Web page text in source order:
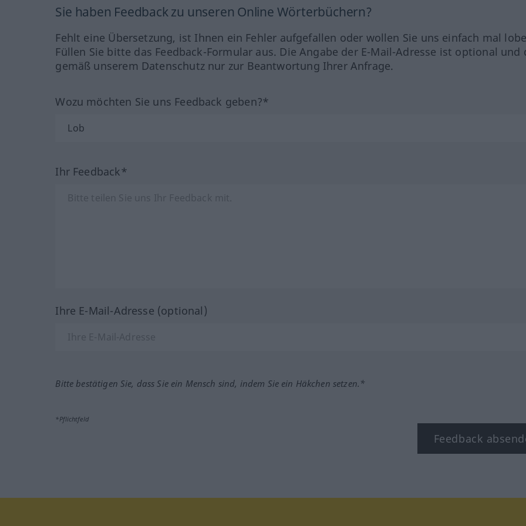
Sie haben Feedback zu unseren Online Wörterbüchern?
Fehlt eine Übersetzung, ist Ihnen ein Fehler aufgefallen oder wollen Sie uns einfach mal
Füllen Sie bitte das Feedback-Formular aus. Die Angabe der E-Mail-Adresse ist optional und
gemäß unserem Datenschutz nur zur Beantwortung Ihrer Anfrage.
Wozu möchten Sie uns Feedback geben?*
Ihr Feedback*
Ihre E-Mail-Adresse (optional)
Bitte bestätigen Sie, dass Sie ein Mensch sind, indem Sie ein Häkchen setzen.*
*Pflichtfeld
Feedback